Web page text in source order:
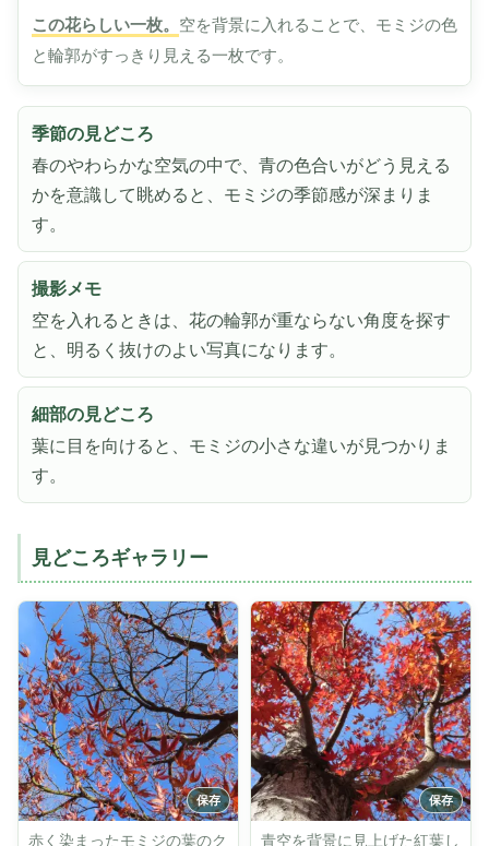
この花らしい一枚。 空を背景に入れることで、モミジの色
と輪郭がすっきり見える一枚です。
季節の見どころ
春のやわらかな空気の中で、青の色合いがどう見える
かを意識して眺めると、モミジの季節感が深まりま
す。
撮影メモ
空を入れるときは、花の輪郭が重ならない角度を探す
と、明るく抜けのよい写真になります。
細部の見どころ
葉に目を向けると、モミジの小さな違いが見つかりま
す。
見どころギャラリー
赤く染まったモミジの葉のク 青空を背景に見上げた紅葉し